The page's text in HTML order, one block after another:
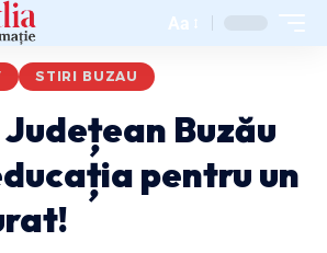
Aa
STIRI BUZAU
Buzău
pentru un